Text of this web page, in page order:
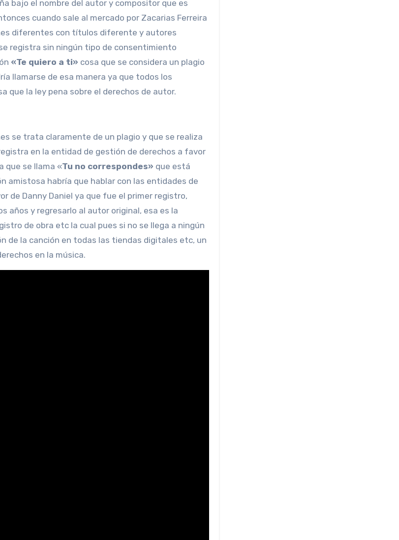
bajo el nombre del autor y compositor que es
cuando sale al mercado por Zacarias Ferreira
diferentes con títulos diferente y autores
registra sin ningún tipo de consentimiento
«Te quiero a ti» cosa que se considera un plagio
llamarse de esa manera ya que todos los
que la ley pena sobre el derechos de autor.
se trata claramente de un plagio y que se realiza
en la entidad de gestión de derechos a favor
que se llama «Tu no correspondes» que está
amistosa habría que hablar con las entidades de
de Danny Daniel ya que fue el primer registro,
años y regresarlo al autor original, esa es la
de obra etc la cual pues si no se llega a ningún
de la canción en todas las tiendas digitales etc, un
en la música.